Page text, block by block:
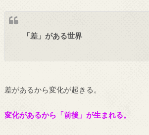
「差」がある世界
差があるから変化が起きる。
変化があるから「前後」が生まれる。